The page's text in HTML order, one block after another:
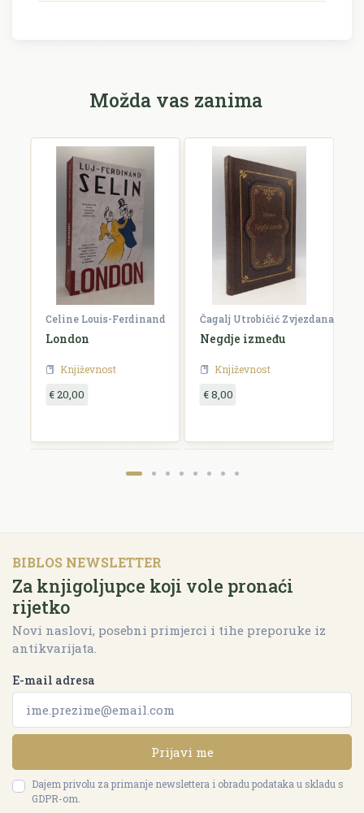
Možda vas zanima
Celine Louis-Ferdinand
London
Književnost
€ 20,00
Čagalj Utrobičić Zvjezdana
Negdje između
Književnost
€ 8,00
BIBLOS NEWSLETTER
Za knjigoljupce koji vole pronaći
rijetko
Novi naslovi, posebni primjerci i tihe preporuke iz
antikvarijata.
E-mail adresa
Prijavi me
Dajem privolu za primanje newslettera i obradu podataka u skladu s
GDPR-om.